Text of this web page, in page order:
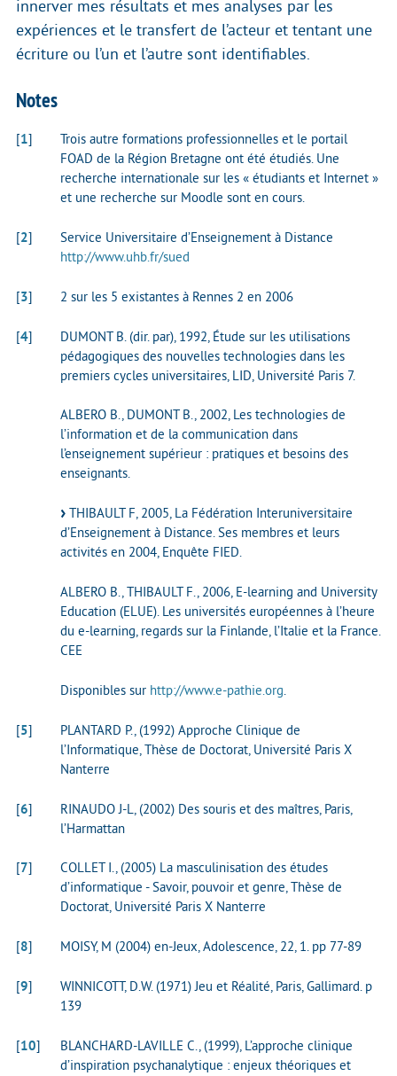
innerver mes résultats et mes analyses par les
expériences et le transfert de l’acteur et tentant une
écriture ou l’un et l’autre sont identifiables.
Notes
[1]
Trois autre formations professionnelles et le portail
FOAD de la Région Bretagne ont été étudiés. Une
recherche internationale sur les « étudiants et Internet »
et une recherche sur Moodle sont en cours.
[2]
Service Universitaire d’Enseignement à Distance
http://www.uhb.fr/sued
[3] 2 sur les 5 existantes à Rennes 2 en 2006
[4]
DUMONT B. (dir. par), 1992, Étude sur les utilisations
pédagogiques des nouvelles technologies dans les
premiers cycles universitaires, LID, Université Paris 7.
ALBERO B., DUMONT B., 2002, Les technologies de
l’information et de la communication dans
l’enseignement supérieur : pratiques et besoins des
enseignants.
THIBAULT F, 2005, La Fédération Interuniversitaire
d’Enseignement à Distance. Ses membres et leurs
activités en 2004, Enquête FIED.
ALBERO B., THIBAULT F., 2006, E-learning and University
Education (ELUE). Les universités européennes à l’heure
du e-learning, regards sur la Finlande, l’Italie et la France.
CEE
Disponibles sur http://www.e-pathie.org.
[5]
PLANTARD P., (1992) Approche Clinique de
l’Informatique, Thèse de Doctorat, Université Paris X
Nanterre
[6]
RINAUDO J-L, (2002) Des souris et des maîtres, Paris,
l’Harmattan
[7]
COLLET I., (2005) La masculinisation des études
d’informatique - Savoir, pouvoir et genre, Thèse de
Doctorat, Université Paris X Nanterre
[8] MOISY, M (2004) en-Jeux, Adolescence, 22, 1. pp 77-89
[9]
WINNICOTT, D.W. (1971) Jeu et Réalité, Paris, Gallimard. p
139
[10]
BLANCHARD-LAVILLE C., (1999), L’approche clinique
d’inspiration psychanalytique : enjeux théoriques et